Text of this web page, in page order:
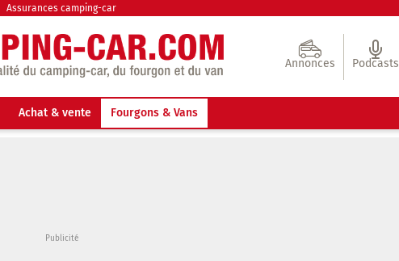
Assurances camping-car
Annonces Podcasts
Achat & vente Fourgons & Vans